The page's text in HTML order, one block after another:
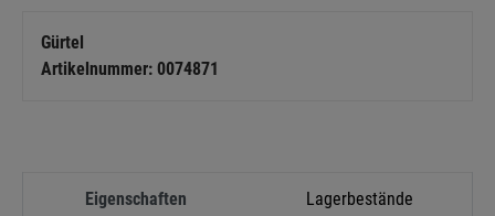
Gürtel
Artikelnummer: 0074871
Eigenschaften Lagerbestände